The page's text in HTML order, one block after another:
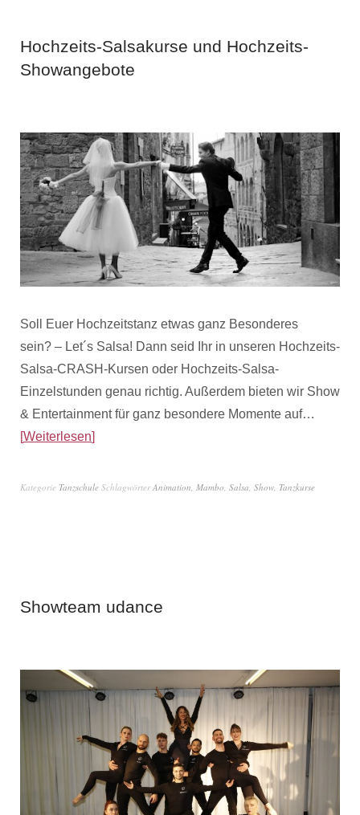
Hochzeits-Salsakurse und Hochzeits-
Showangebote
Soll Euer Hochzeitstanz etwas ganz Besonderes
sein? – Let´s Salsa! Dann seid Ihr in unseren Hochzeits-
Salsa-CRASH-Kursen oder Hochzeits-Salsa-
Einzelstunden genau richtig. Außerdem bieten wir Show
& Entertainment für ganz besondere Momente auf…
Weiterlesen
Kategorie Tanzschule SchlagwörterAnimation, Mambo, Salsa, Show, Tanzkurse
Showteam udance